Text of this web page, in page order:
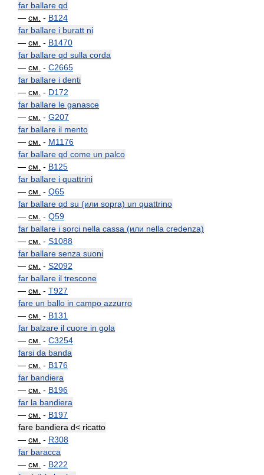
far ballare qd
— см. - B124
far ballare i buratt ni
— см. - B1470
far ballare qd sulla corda
— см. - C2665
far ballare i denti
— см. - D172
far ballare le ganasce
— см. - G207
far ballare il mento
— см. - M1176
far ballare qd come un palco
— см. - B125
far ballare i quattrini
— см. - Q65
far ballare qd su (или sopra) un quattrino
— см. - Q59
far ballare i sorci nella cassa (или nella credenza)
— см. - S1088
far ballare senza suoni
— см. - S2092
far ballare il trescone
— см. - T927
fare un ballo in campo azzurro
— см. - B131
far balzare il cuore in gola
— см. - C3254
farsi da banda
— см. - B176
far bandiera
— см. - B196
far la bandiera
— см. - B197
fare bandiera d< ricatto
— см. - R308
far baracca
— см. - B222